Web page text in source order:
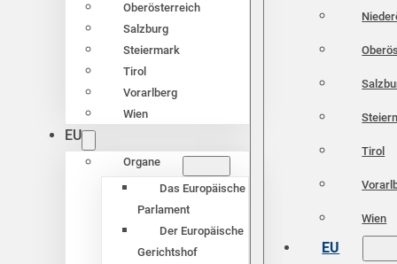
Oberösterreich
Salzburg
Steiermark
Tirol
Vorarlberg
Wien
EU
Organe
Das Europäische
Parlament
Der Europäische
Gerichtshof
Tirol
Wien
EU